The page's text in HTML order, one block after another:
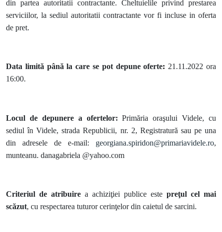
din partea autoritatii contractante. Cheltuielile privind prestarea
serviciilor, la sediul autoritatii contractante vor fi incluse in oferta
de pret.
Data limită până la care se pot depune oferte: 21.11.2022 ora
16:00.
Locul de depunere a ofertelor:Primăria oraşului Videle, cu
sediul în Videle, strada Republicii, nr. 2, Registratură sau pe una
din adresele de e-mail: georgiana.spiridon@primariavidele.ro,
munteanu. danagabriela @yahoo.com
Criteriul de atribuire a achiziţiei publice este preţul cel mai
scăzut, cu respectarea tuturor cerinţelor din caietul de sarcini.